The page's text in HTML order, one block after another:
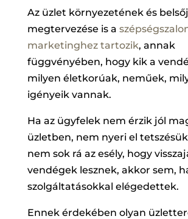
Az üzlet környezetének és
megtervezése is a
marketinghez tartozik, annak
függvényében, hogy kik a
milyen életkorúak, neműek,
igényeik vannak.
Ha az ügyfelek nem érzik jól
üzletben, nem nyeri el
nem sok rá az esély, hogy
vendégek lesznek, akkor sem,
szolgáltatásokkal elégedettek.
Ennek érdekében olyan